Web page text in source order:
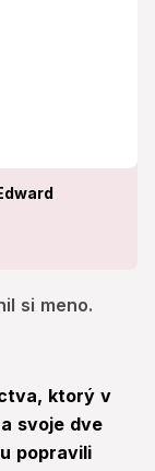
si meno.
ktorý v
svoje dve
popravili